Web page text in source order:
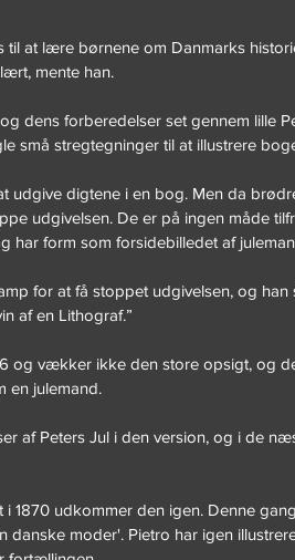
at lære børnene om Danmarks
mente han.
dens forberedelser set gennem lille
små stregtegninger til at illustrere
udgive digtene i en bog. Men da
udgivelsen. De er på ingen måde
har form som forsidebilledet af
for at få stoppet udgivelsen, og han
af en Lithograf.”
og vækker ikke den store opsigt, og
en julemand.
af Peters Jul i den version, og i de
1870 udkommer den igen. Denne
danske moder'. Pietro har igen